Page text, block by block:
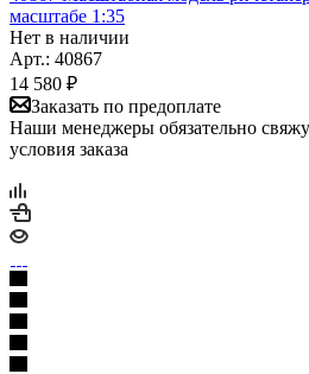
масштабе 1:35
Нет в наличии
Арт.: 40867
14 580 ₽
Заказать по предоплате
Наши менеджеры обязательно
условия заказа